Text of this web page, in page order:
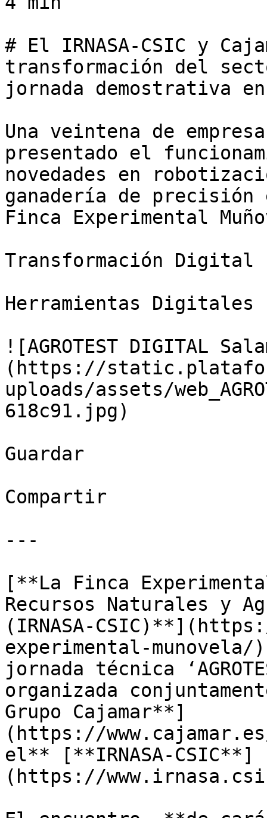
# El IRNASA-CSIC y
transformación del
jornada demostrativa en
Una veintena de
presentado el
novedades en
ganadería de
Finca Experimental
Transformación Digital
Herramientas Digitales
![AGROTEST DIGITAL
(https://
uploads/assets/
618c91.jpg)
Guardar
Compartir
---
[**La Finca
Recursos Naturales y
(IRNASA-
experimental-
jornada técnica
organizada
Grupo Cajamar**]
(https://
el** [**IRNASA-CSIC**]
(https://